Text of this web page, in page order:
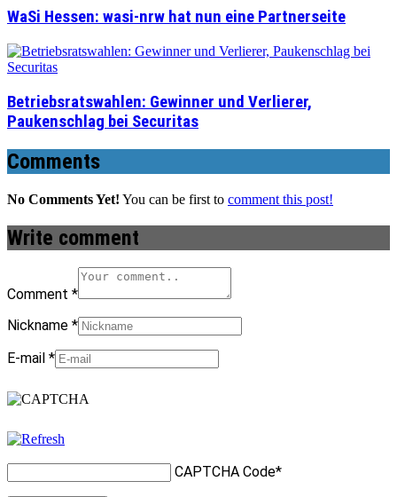
WaSi Hessen: wasi-nrw hat nun eine Partnerseite
Betriebsratswahlen: Gewinner und Verlierer,
Paukenschlag bei Securitas
Comments
No Comments Yet! You can be first to comment this post!
Write comment
Comment *
Nickname *
E-mail *
CAPTCHA Code*